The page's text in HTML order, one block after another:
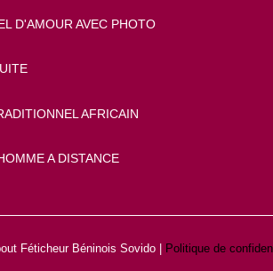
D'AMOUR AVEC PHOTO
AFRICAIN
A DISTANCE
Féticheur Béninois Sovido | Politique de